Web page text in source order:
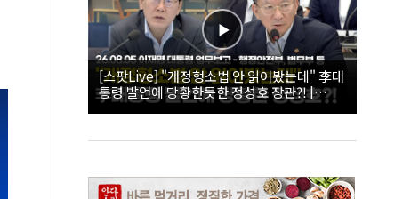
[스팟Live] "개정형소법 안 읽어봤는데" 李대
통령 발언에 당황한듯한 정성호 장관?! |
26.08.05 이재명 대통령 업무보고 - 행정안전